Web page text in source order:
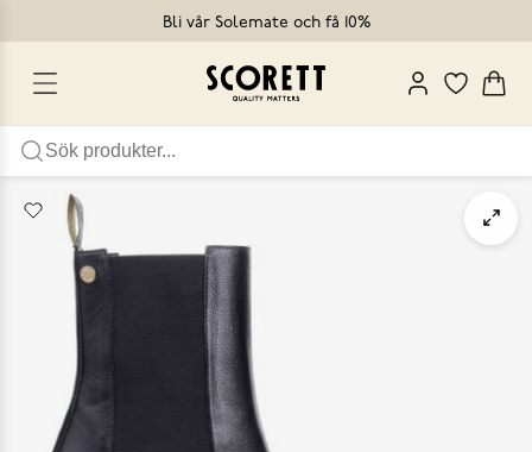
Bli vår Solemate och få 10%